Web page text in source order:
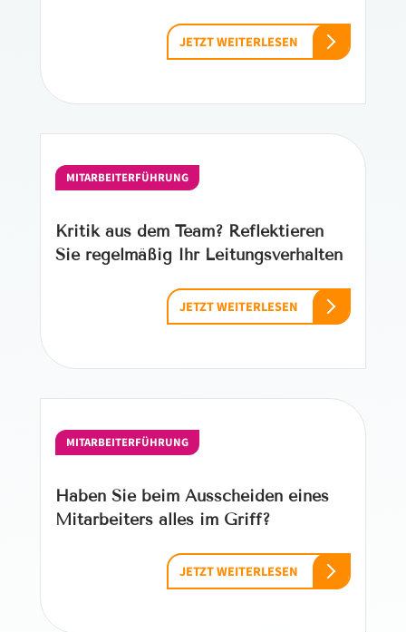
JETZT WEITERLESEN
MITARBEITERFÜHRUNG
Kritik aus dem Team? Reflektieren
Sie regelmäßig Ihr Leitungsverhalten
JETZT WEITERLESEN
MITARBEITERFÜHRUNG
Haben Sie beim Ausscheiden eines
Mitarbeiters alles im Griff?
JETZT WEITERLESEN